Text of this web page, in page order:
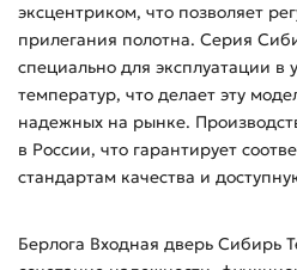
эксцентриком, что позволяет
прилегания полотна. Серия
специально для эксплуатации в
температур, что делает эту
надежных на рынке.
в России, что гарантирует
стандартам качества и
Берлога Входная дверь Сибирь